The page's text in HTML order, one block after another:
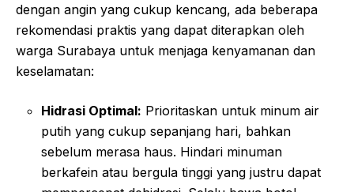
dengan angin yang cukup kencang, ada beberapa
rekomendasi praktis yang dapat diterapkan oleh
warga Surabaya untuk menjaga kenyamanan dan
keselamatan:
Hidrasi Optimal: Prioritaskan untuk minum air
putih yang cukup sepanjang hari, bahkan
sebelum merasa haus. Hindari minuman
berkafein atau bergula tinggi yang justru dapat